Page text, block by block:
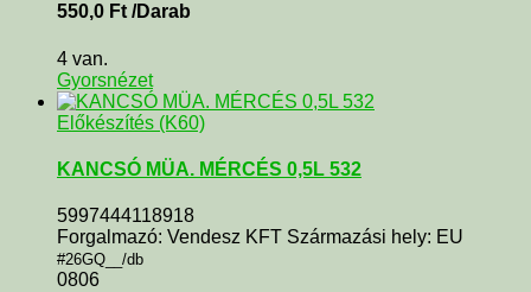
550,0 Ft /Darab
4 van.
Gyorsnézet
Előkészítés (K60)
KANCSÓ MÜA. MÉRCÉS 0,5L 532
5997444118918
Forgalmazó: Vendesz KFT Származási hely: EU
#26GQ__/db
0806